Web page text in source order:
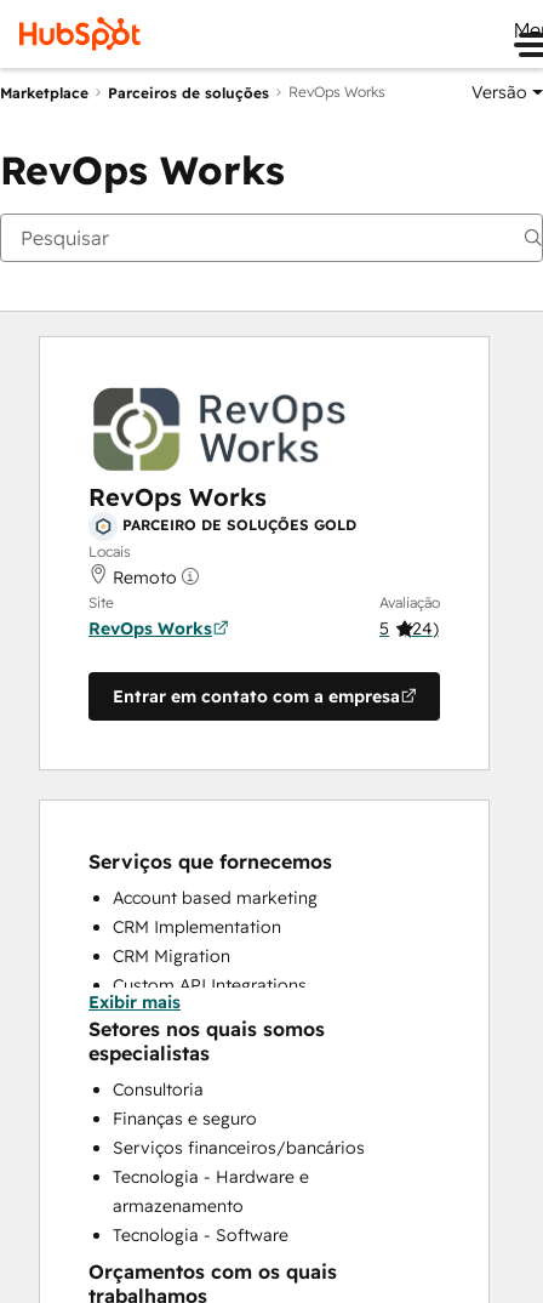
Marketplace Parceiros de soluções RevOps Works Versão
RevOps Works
RevOps Works
PARCEIRO DE SOLUÇÕES GOLD
Locais
Remoto
Site
RevOps Works
Avaliação
5 (24)
Entrar em contato com a empresa
Serviços que fornecemos
Account based marketing
CRM Implementation
CRM Migration
Custom API Integrations
Customer Marketing
Customer Success Training
Customer Support Training
Customer Survey and Analysis
Email Marketing
Full Inbound Marketing Services
Help Desk Implementation
HubSpot Onboarding
Knowledge Base Development
Marketing Hub Enterprise Onboarding
Exibir mais
Setores nos quais somos
especialistas
Consultoria
Finanças e seguro
Serviços financeiros/bancários
Tecnologia - Hardware e
armazenamento
Tecnologia - Software
Orçamentos com os quais
trabalhamos